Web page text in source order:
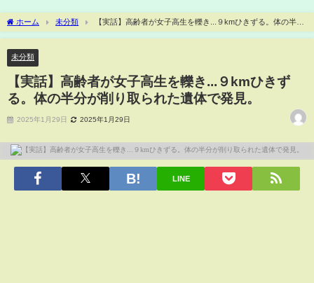
ホーム 未分類
【実話】高齢者が女子高生を轢き...９kmひきずる。体の半分
が削り取られた遺体で発見。
未分類
【実話】高齢者が女子高生を轢き...９kmひきず
る。体の半分が削り取られた遺体で発見。
2025年1月29日 2025年1月29日
LINE